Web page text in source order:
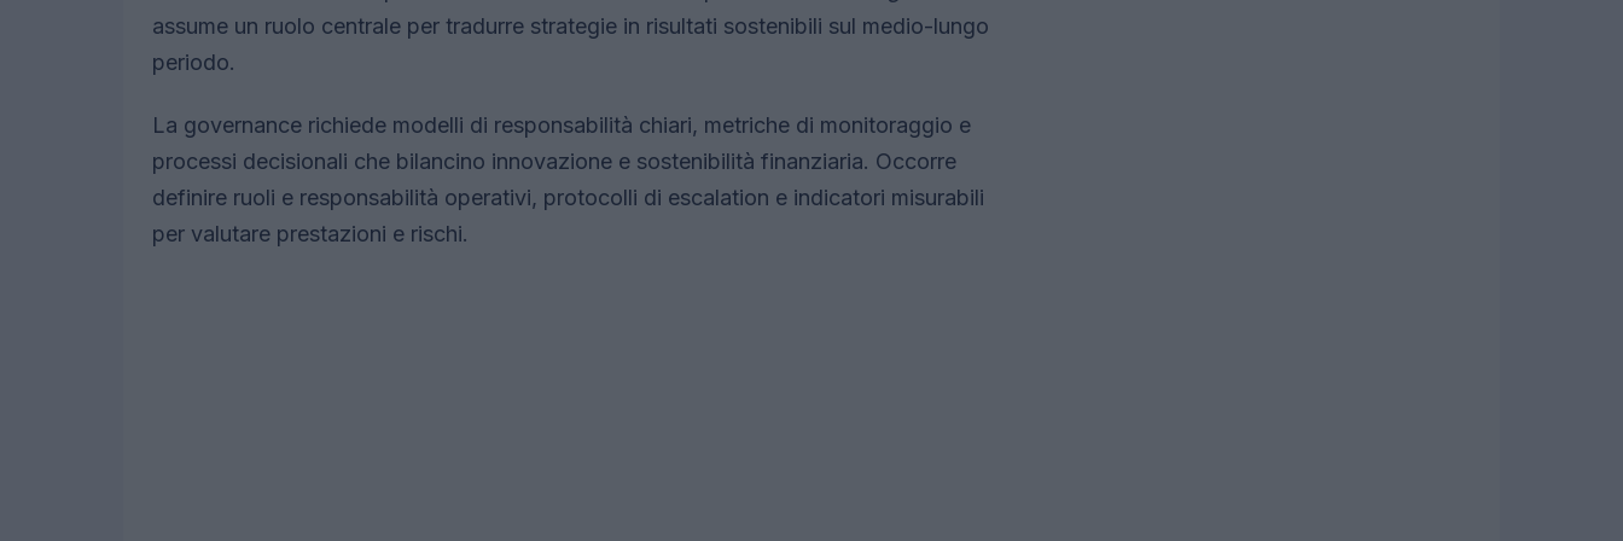
assume un ruolo centrale per tradurre strategie in risultati sostenibili sul medio-lungo
periodo.
La governance richiede modelli di responsabilità chiari, metriche di monitoraggio e
processi decisionali che bilancino innovazione e sostenibilità finanziaria. Occorre
definire ruoli e responsabilità operativi, protocolli di escalation e indicatori misurabili
per valutare prestazioni e rischi.